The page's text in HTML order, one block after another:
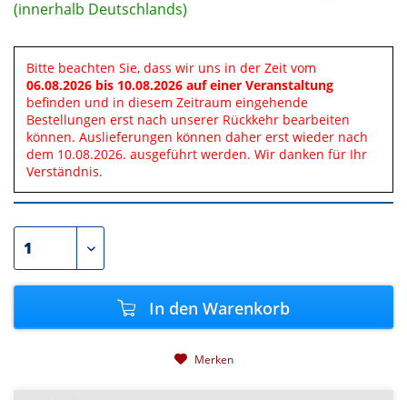
(innerhalb Deutschlands)
Bitte beachten Sie, dass wir uns in der Zeit vom
06.08.2026 bis 10.08.2026 auf einer Veranstaltung
befinden und in diesem Zeitraum eingehende
Bestellungen erst nach unserer Rückkehr bearbeiten
können. Auslieferungen können daher erst wieder nach
dem 10.08.2026. ausgeführt werden. Wir danken für Ihr
Verständnis.
In den Warenkorb
Merken